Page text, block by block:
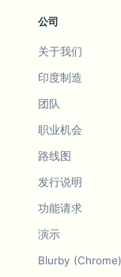
公司
关于我们
印度制造
团队
职业机会
路线图
发行说明
功能请求
演示
Blurby (Chrome)